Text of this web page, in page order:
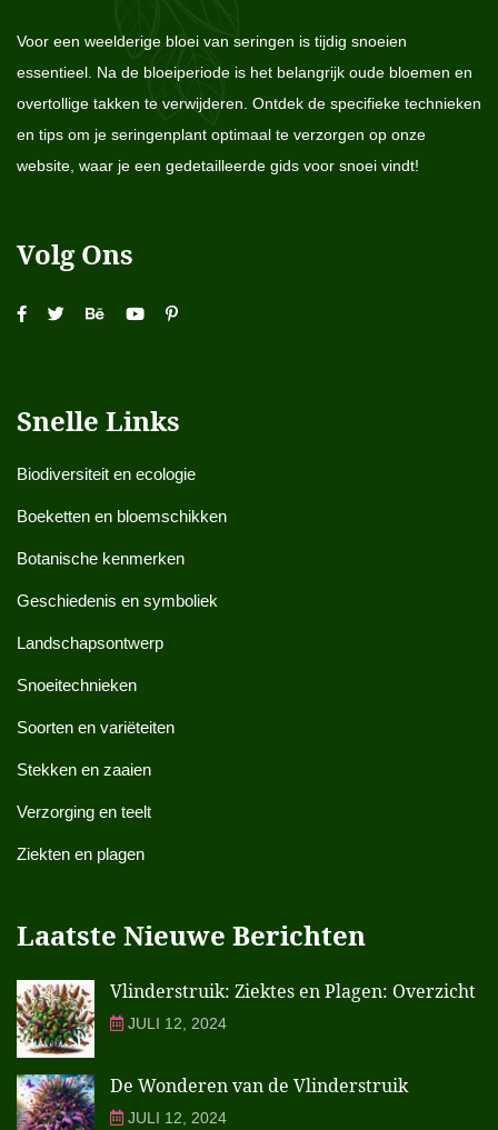
Voor een weelderige bloei van seringen is tijdig snoeien
essentieel. Na de bloeiperiode is het belangrijk oude bloemen en
overtollige takken te verwijderen. Ontdek de specifieke technieken
en tips om je seringenplant optimaal te verzorgen op onze
website, waar je een gedetailleerde gids voor snoei vindt!
Volg Ons
Snelle Links
Biodiversiteit en ecologie
Boeketten en bloemschikken
Botanische kenmerken
Geschiedenis en symboliek
Landschapsontwerp
Snoeitechnieken
Soorten en variëteiten
Stekken en zaaien
Verzorging en teelt
Ziekten en plagen
Laatste Nieuwe Berichten
Vlinderstruik: Ziektes en Plagen: Overzicht
JULI 12, 2024
De Wonderen van de Vlinderstruik
JULI 12, 2024